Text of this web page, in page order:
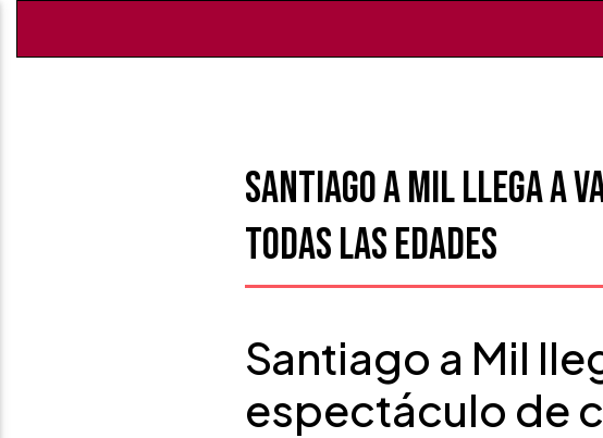
Santiago a Mil llega a
todas las edades
Santiago a Mil
espectáculo de